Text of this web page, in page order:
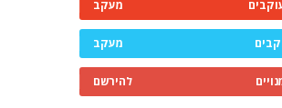
מעקב
מעקב
להירשם